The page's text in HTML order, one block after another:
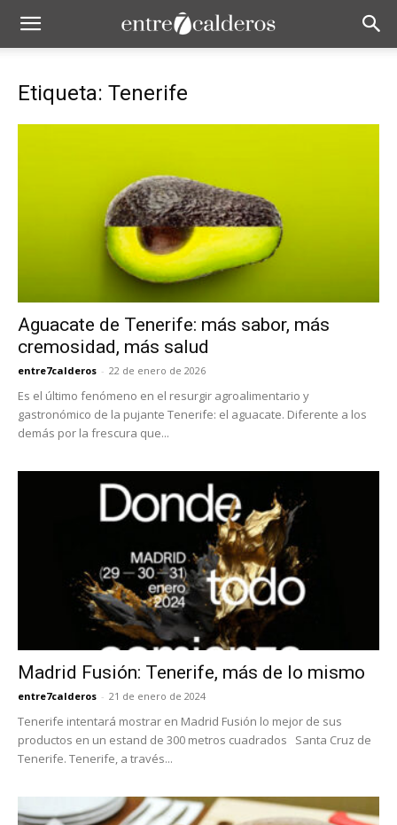
Etiqueta: Tenerife
Aguacate de Tenerife: más sabor, más
cremosidad, más salud
entre7calderos - 22 de enero de 2026
Es el último fenómeno en el resurgir agroalimentario y
gastronómico de la pujante Tenerife: el aguacate. Diferente a los
demás por la frescura que...
Madrid Fusión: Tenerife, más de lo mismo
entre7calderos - 21 de enero de 2024
Tenerife intentará mostrar en Madrid Fusión lo mejor de sus
productos en un estand de 300 metros cuadrados Santa Cruz de
Tenerife. Tenerife, a través...